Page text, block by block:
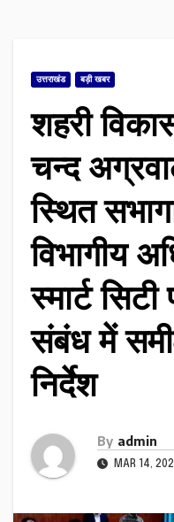
उत्तराखंड बड़ी खबर
शहरी
चन्द
स्थित
विभागीय
स्मार्ट
संबंध में
निर्देश
By admin
MAR 14,